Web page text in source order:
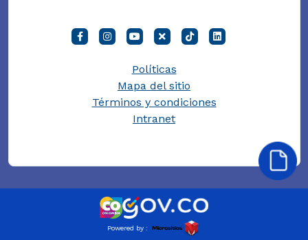
Políticas
Mapa del sitio
Términos y condiciones
Intranet
Powered by :